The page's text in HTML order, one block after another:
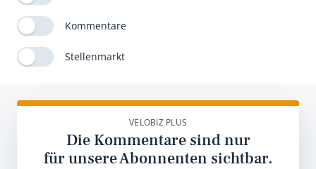
Kommentare
Stellenmarkt
VELOBIZ PLUS
Die Kommentare sind nur
für unsere Abonnenten sichtbar.